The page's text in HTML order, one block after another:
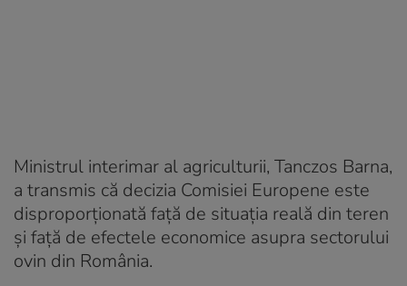
Ministrul interimar al agriculturii, Tanczos Barna,
a transmis că decizia Comisiei Europene este
disproporționată față de situația reală din teren
și față de efectele economice asupra sectorului
ovin din România.